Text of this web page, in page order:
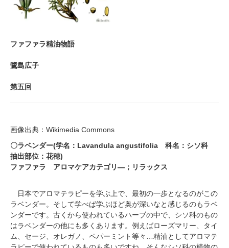
ファファラ精油物語
鷺島広子
第五回
画像出典：Wikimedia Commons
〇ラベンダー(学名：Lavandula angustifolia 科名：シソ科
抽出部位：花穂)
ファファラ アロマケアカテゴリ―；リラックス
日本でアロマテラピーを学ぶ上で、最初の一歩となるのがこの
ラベンダー。そして学べば学ぶほど奥が深いなと感じるのもラベ
ンダーです。古くから使われているハーブの中で、シソ科のもの
はラベンダーの他にも多くあります。例えばローズマリー、タイ
ム、セージ、オレガノ、ペパーミント等々…精油としてアロマテ